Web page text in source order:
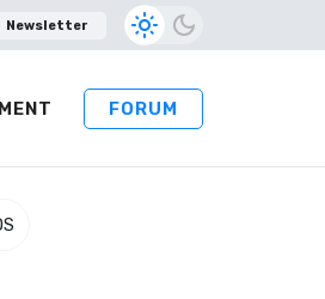
Newsletter
FORUM